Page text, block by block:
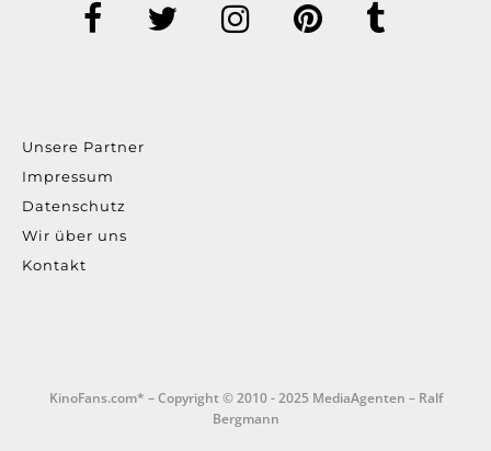
Unsere Partner
Impressum
Datenschutz
Wir über uns
Kontakt
KinoFans.com* – Copyright © 2010 - 2025 MediaAgenten – Ralf
Bergmann